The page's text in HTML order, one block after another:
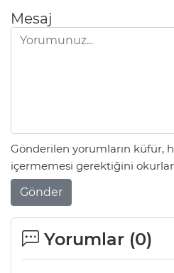
Mesaj
Gönderilen yorumların küfür,
içermemesi gerektiğini
Gönder
Yorumlar (0)